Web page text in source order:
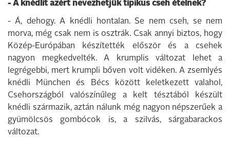
- A knédlit azért nevezhetjük tipikus cseh ételnek?
- Á, dehogy. A knédli hontalan. Se nem cseh, se nem
morva, még csak nem is osztrák. Csak annyi biztos, hogy
Közép-Európában készítették először és a csehek
nagyon megkedvelték. A krumplis változat lehet a
legrégebbi, mert krumpli bőven volt vidéken. A zsemlyés
knédli München és Bécs között keletkezett valahol,
Csehországból valószínűleg a kelt tésztából készült
knédli származik, aztán nálunk még nagyon népszerűek a
gyümölcsös gombócok is, a szilvás, sárgabarackos
változat.